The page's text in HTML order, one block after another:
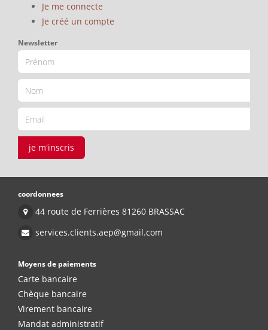
Je me connecte
Je créé un compte
Newsletter
je m'inscris
coordonnees
44 route de Ferrières 81260 BRASSAC
services.clients.aep@gmail.com
Moyens de paiements
Carte bancaire
Chèque bancaire
Virement bancaire
Mandat administratif